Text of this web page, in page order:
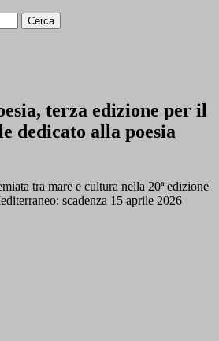
terza edizione per il
dedicato alla poesia
tra mare e cultura nella 20ª edizione
scadenza 15 aprile 2026